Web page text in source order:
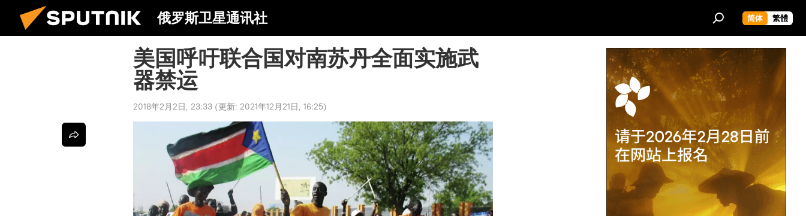
俄罗斯卫星通讯社 简体 繁體
美国呼吁联合国对南苏丹全面实施武
器禁运
2018年2月2日, 23:33 (更新: 2021年12月21日, 16:25)